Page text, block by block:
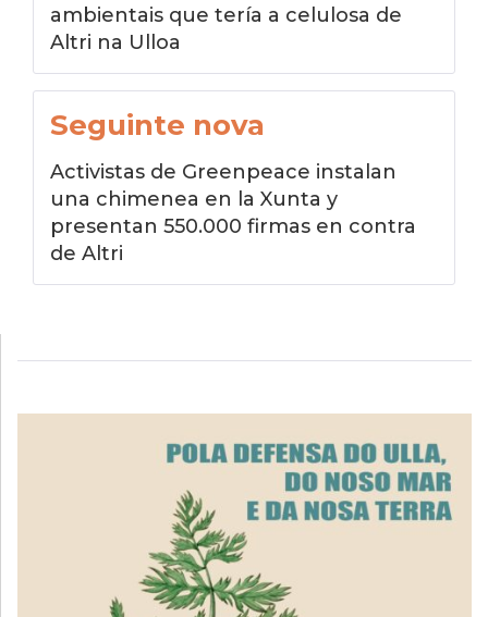
entradas
ambientais que tería a celulosa de
Altri na Ulloa
Seguinte nova
Activistas de Greenpeace instalan
una chimenea en la Xunta y
presentan 550.000 firmas en contra
de Altri